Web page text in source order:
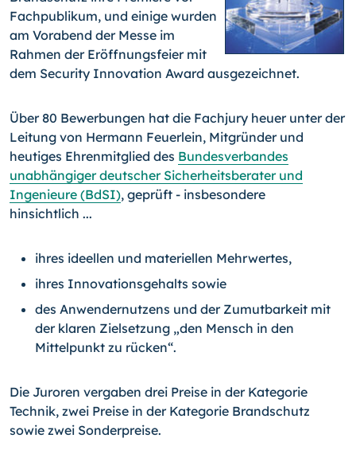
Fachpublikum, und einige wurden
am Vorabend der Messe im
Rahmen der Eröffnungsfeier mit
dem Security Innovation Award ausgezeichnet.
Über 80 Bewerbungen hat die Fachjury heuer unter der
Lei­tung von Hermann Feuerlein, Mitgründer und
heutiges Ehren­mitglied des Bundesverbandes
unabhängiger deutscher Sicher­heitsberater und
Ingenieure (BdSI), geprüft - insbesondere
hinsichtlich ...
ihres ideellen und materiellen Mehrwertes,
ihres Innovationsgehalts sowie
des Anwendernutzens und der Zumutbarkeit mit
der klaren Zielsetzung „den Mensch in den
Mittelpunkt zu rücken“.
Die Juroren vergaben drei Preise in der Kategorie
Technik, zwei Preise in der Kategorie Brandschutz
sowie zwei Sonderpreise.